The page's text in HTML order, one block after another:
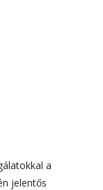
a
jelentős